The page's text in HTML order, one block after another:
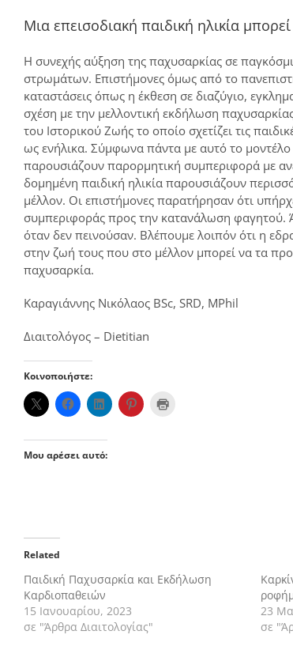
Μια επεισοδιακή παιδική ηλικία
Η συνεχής αύξηση της παχυσαρκίας σε
στρωμάτων. Επιστήμονες όμως από το
καταστάσεις όπως η έκθεση σε διαζύγιο,
σχέση με την μελλοντική εκδήλωση
του Ιστορικού Ζωής το οποίο σχετίζει τις
ως ενήλικα. Σύμφωνα πάντα με αυτό το μοντέλο
παρουσιάζουν παρορμητική συμπεριφορά με
δομημένη παιδική ηλικία παρουσιάζουν
μέλλον. Οι επιστήμονες παρατήρησαν ότι
συμπεριφοράς προς την κατανάλωση φαγητού.
όταν δεν πεινούσαν. Βλέπουμε λοιπόν ότι η
στην ζωή τους που στο μέλλον μπορεί να τα
παχυσαρκία.
Καραγιάννης Νικόλαος BSc, SRD, MPhil
Διαιτολόγος – Dietitian
Κοινοποιήστε:
Μου αρέσει αυτό:
Related
Παιδική Παχυσαρκία και Εκδήλωση
Καρδιοπαθειών
15 Ιανουαρίου, 2023
σε "Άρθρα Διαιτολογίας"
23
σε